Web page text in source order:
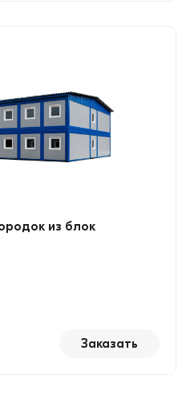
из блок
Заказать